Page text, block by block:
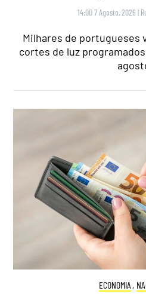
14:00 7 Agosto, 2026 |
Milhares de portugueses
cortes de luz
ECONOMIA ,